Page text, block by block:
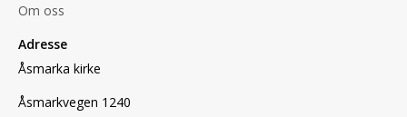
Om oss
Adresse
Åsmarka kirke
Åsmarkvegen 1240